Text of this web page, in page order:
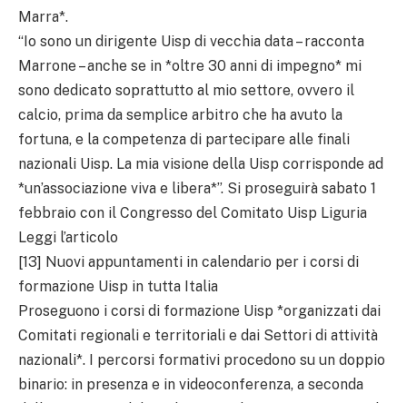
Marra*.
“Io sono un dirigente Uisp di vecchia data – racconta
Marrone – anche se in *oltre 30 anni di impegno* mi
sono dedicato soprattutto al mio settore, ovvero il
calcio, prima da semplice arbitro che ha avuto la
fortuna, e la competenza di partecipare alle finali
nazionali Uisp. La mia visione della Uisp corrisponde ad
*un’associazione viva e libera*”. Si proseguirà sabato 1
febbraio con il Congresso del Comitato Uisp Liguria
Leggi l’articolo
[13] Nuovi appuntamenti in calendario per i corsi di
formazione Uisp in tutta Italia
Proseguono i corsi di formazione Uisp *organizzati dai
Comitati regionali e territoriali e dai Settori di attività
nazionali*. I percorsi formativi procedono su un doppio
binario: in presenza e in videoconferenza, a seconda